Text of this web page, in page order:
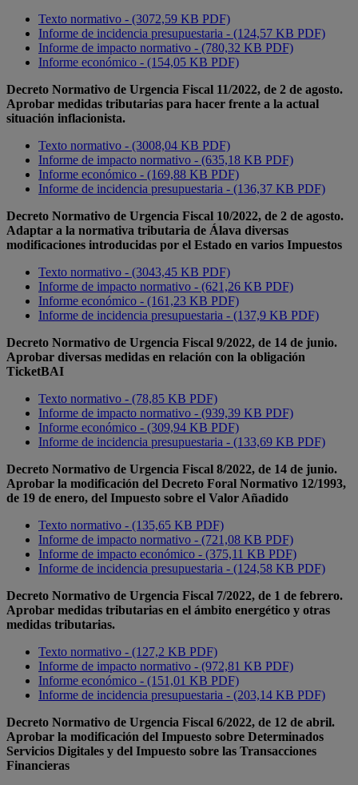
Texto normativo - (3072,59 KB PDF)
Informe de incidencia presupuestaria - (124,57 KB PDF)
Informe de impacto normativo - (780,32 KB PDF)
Informe económico - (154,05 KB PDF)
Decreto Normativo de Urgencia Fiscal 11/2022, de 2 de agosto.
Aprobar medidas tributarias para hacer frente a la actual
situación inflacionista.
Texto normativo - (3008,04 KB PDF)
Informe de impacto normativo - (635,18 KB PDF)
Informe económico - (169,88 KB PDF)
Informe de incidencia presupuestaria - (136,37 KB PDF)
Decreto Normativo de Urgencia Fiscal 10/2022, de 2 de agosto.
Adaptar a la normativa tributaria de Álava diversas
modificaciones introducidas por el Estado en varios Impuestos
Texto normativo - (3043,45 KB PDF)
Informe de impacto normativo - (621,26 KB PDF)
Informe económico - (161,23 KB PDF)
Informe de incidencia presupuestaria - (137,9 KB PDF)
Decreto Normativo de Urgencia Fiscal 9/2022, de 14 de junio.
Aprobar diversas medidas en relación con la obligación
TicketBAI
Texto normativo - (78,85 KB PDF)
Informe de impacto normativo - (939,39 KB PDF)
Informe económico - (309,94 KB PDF)
Informe de incidencia presupuestaria - (133,69 KB PDF)
Decreto Normativo de Urgencia Fiscal 8/2022, de 14 de junio.
Aprobar la modificación del Decreto Foral Normativo 12/1993,
de 19 de enero, del Impuesto sobre el Valor Añadido
Texto normativo - (135,65 KB PDF)
Informe de impacto normativo - (721,08 KB PDF)
Informe de impacto económico - (375,11 KB PDF)
Informe de incidencia presupuestaria - (124,58 KB PDF)
Decreto Normativo de Urgencia Fiscal 7/2022, de 1 de febrero.
Aprobar medidas tributarias en el ámbito energético y otras
medidas tributarias.
Texto normativo - (127,2 KB PDF)
Informe de impacto normativo - (972,81 KB PDF)
Informe económico - (151,01 KB PDF)
Informe de incidencia presupuestaria - (203,14 KB PDF)
Decreto Normativo de Urgencia Fiscal 6/2022, de 12 de abril.
Aprobar la modificación del Impuesto sobre Determinados
Servicios Digitales y del Impuesto sobre las Transacciones
Financieras